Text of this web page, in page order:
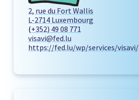
2, rue du Fort Wallis
L-2714 Luxembourg
(+352) 49 08 771
visavi@fed.lu
https://fed.lu/wp/services/visavi/